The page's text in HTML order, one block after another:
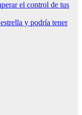
el control de tus
y podría tener